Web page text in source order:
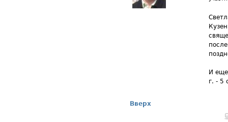
И
г. - 5
Вверх